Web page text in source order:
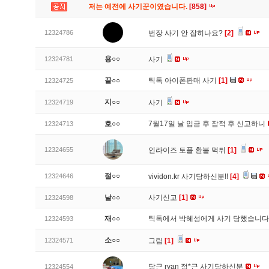
저는 예전에 사기꾼이였습니다. [858]
12324786 번장 사기 안 잡히나요? [2]
12324781 용○○ 사기
12324725 끝○○ 틱톡 아이폰판매 사기 [1]
12324719 지○○ 사기
12324713 호○○ 7월17일 날 입금 후 잠적 후 신고하니
12324655 인라이즈 토플 환불 먹튀 [1]
12324646 절○○ vividon.kr 사기당하신분!! [4]
12324598 날○○ 사기신고 [1]
12324593 재○○ 틱톡에서 박혜성에게 사기 당했습니다
12324571 소○○ 그림 [1]
12324554 당근 ryan 정*근 사기당하신분